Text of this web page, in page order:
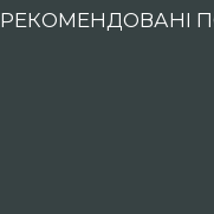
РЕКОМЕНДОВАНІ